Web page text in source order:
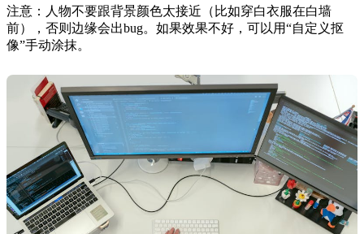
注意：人物不要跟背景颜色太接近（比如穿白衣服在白墙
前），否则边缘会出bug。如果效果不好，可以用“自定义抠
像”手动涂抹。